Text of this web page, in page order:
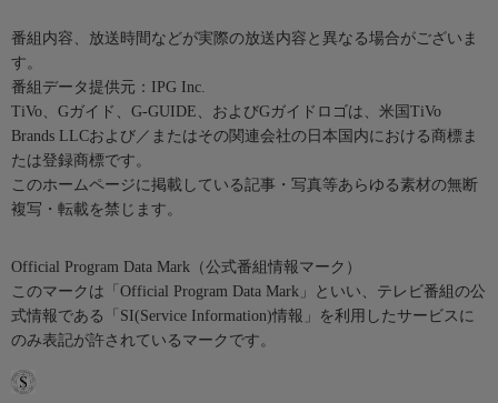
番組内容、放送時間などが実際の放送内容と異なる場合がございま
す。
番組データ提供元：IPG Inc.
TiVo、Gガイド、G-GUIDE、およびGガイドロゴは、米国TiVo
Brands LLCおよび／またはその関連会社の日本国内における商標ま
たは登録商標です。
このホームページに掲載している記事・写真等あらゆる素材の無断
複写・転載を禁じます。
Official Program Data Mark（公式番組情報マーク）
このマークは「Official Program Data Mark」といい、テレビ番組の公
式情報である「SI(Service Information)情報」を利用したサービスに
のみ表記が許されているマークです。